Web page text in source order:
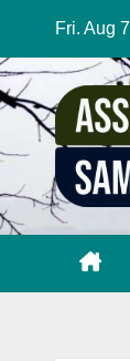
content
Fri. Aug